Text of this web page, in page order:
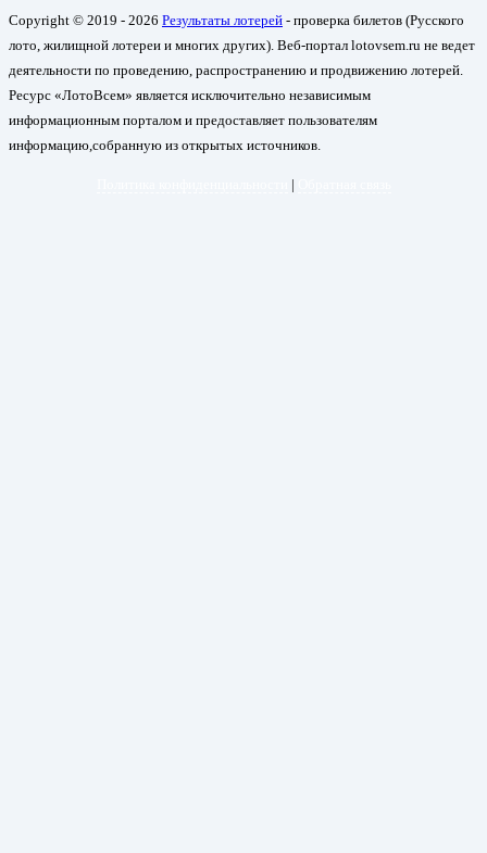
Copyright © 2019 - 2026 Результаты лотерей - проверка билетов (Русского
лото, жилищной лотереи и многих других). Веб-портал lotovsem.ru не ведет
деятельности по проведению, распространению и продвижению лотерей.
Ресурс «ЛотоВсем» является исключительно независимым
информационным порталом и предоставляет пользователям
информацию,собранную из открытых источников.
|